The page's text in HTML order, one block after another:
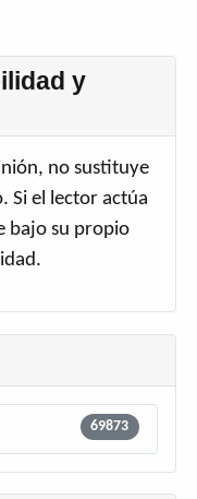
69873
y
no sustituye
Si el lector actúa
bajo su propio